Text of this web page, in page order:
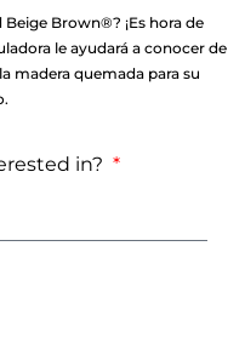
Brown®? ¡Es hora de
le ayudará a conocer de
madera quemada para su
in?